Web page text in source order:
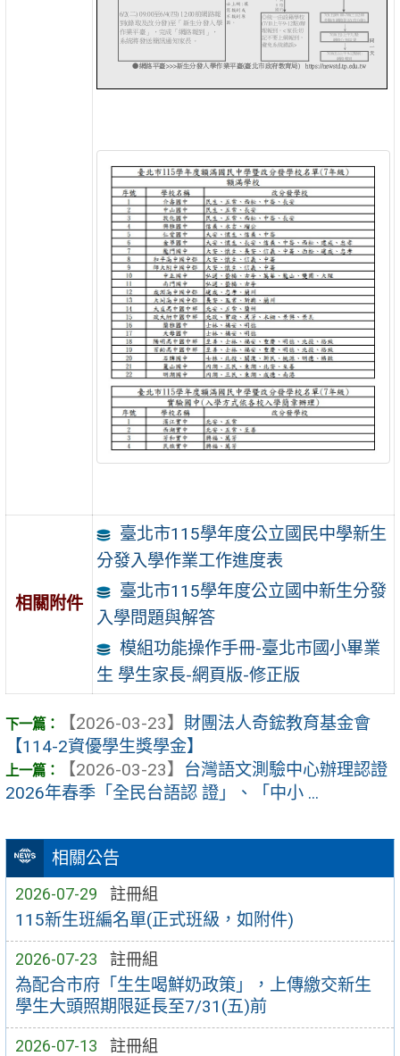
相關公告
2026-07-29 註冊組
115新生班編名單(正式班級，如附件)
2026-07-23 註冊組
為配合市府「生生喝鮮奶政策」，上傳繳交新生
學生大頭照期限延長至7/31(五)前
2026-07-13 註冊組
相關附件
臺北市115學年度公立國民中學新生
分發入學作業工作進度表
臺北市115學年度公立國中新生分發
入學問題與解答
模組功能操作手冊-臺北市國小畢業
生 學生家長-網頁版-修正版
【2026-03-23】 財團法人奇鋐教育基金會
【114-2資優學生獎學金】
【2026-03-23】 台灣語文測驗中心辦理認證
2026年春季「全民台語認 證」、「中小 ...